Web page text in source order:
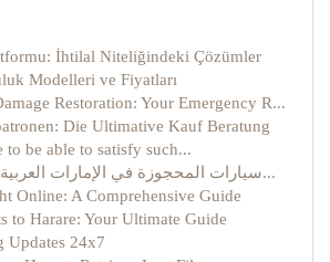
İhtilal Niteliğindeki Çözümler
Modelleri ve Fiyatları
Restoration: Your Emergency R...
Die Ultimative Kauf Beratung
to be able to satisfy such...
سيارات المحجوزة في الإمارات العربية المتحدة: دل...
Online: A Comprehensive Guide
to Harare: Your Ultimate Guide
Updates 24x7